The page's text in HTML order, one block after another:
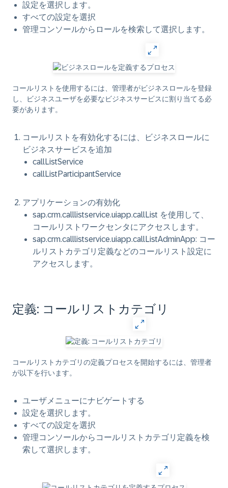
設定を選択します。
すべての設定を選択
管理コンソールから ロールを検索して選択します。
コールリストを使用するには、管理者がビジネスロールを登録
し、ビジネスユーザを必要なビジネスサービスに割り当てる必
要があります。
コールリストを有効化するには、ビジネスロールに
ビジネスサービスを追加
callListService
callListParticipantService
アプリケーションの有効化
sap.crm.calllistservice.uiapp.callList を使用して、
コールリストワークセンタにアクセスします。
sap.crm.calllistservice.uiapp.callListAdminApp: コー
ルリストカテゴリ定義などのコールリスト設定に
アクセスします。
定義: コールリストカテゴリ
コールリストカテゴリの定義プロセスを開始するには、管理者
が以下を行います。
ユーザメニューにナビゲートする
設定を選択します。
すべての設定を選択
管理コンソールから コールリストカテゴリ定義を検
索して選択します。